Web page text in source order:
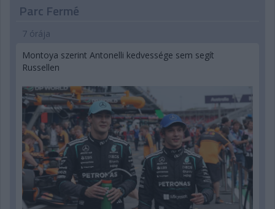
Parc Fermé
7 órája
Montoya szerint Antonelli kedvessége sem segít
Russellen